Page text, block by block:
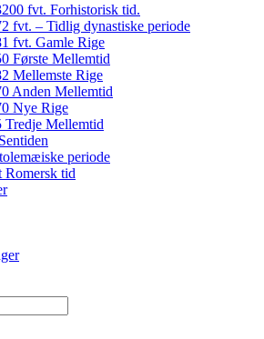
fvt. Forhistorisk tid.
fvt. – Tidlig dynastiske periode
fvt. Gamle Rige
Første Mellemtid
Mellemste Rige
Anden Mellemtid
Nye Rige
Tredje Mellemtid
periode
Romersk tid